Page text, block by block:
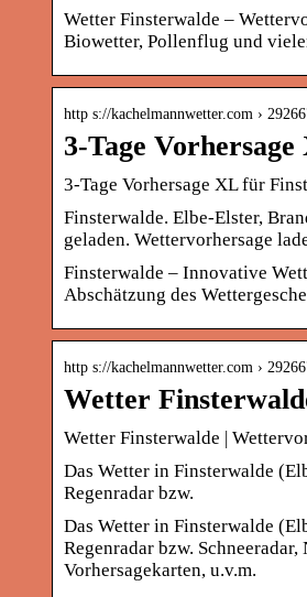
Wetter Finsterwalde –
Biowetter, Pollenflug und
http s://kachelmannwetter.com ›
3-Tage
3-Tage Vorhersage XL für
Finsterwalde. Elbe-Elster,
geladen. Wettervorhersage
Finsterwalde – Innovative
Abschätzung des
http s://kachelmannwetter.com ›
Wetter
Wetter Finsterwalde |
Das Wetter in Finsterwalde
Regenradar bzw.
Das Wetter in Finsterwalde
Regenradar bzw.
Vorhersagekarten, u.v.m.